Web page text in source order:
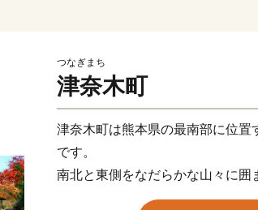
つなぎまち
津奈木町
津奈木町は熊本県の最南部に位
です。
南北と東側をなだらかな山々に囲
ばれるほど静穏で美しい不知火海